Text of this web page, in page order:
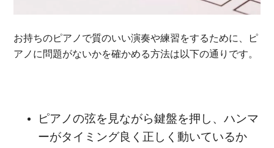
お持ちのピアノで質のいい演奏や練習をするために、ピ
アノに問題がないかを確かめる方法は以下の通りです。
ピアノの弦を見ながら鍵盤を押し、ハンマ
ーがタイミング良く正しく動いているか